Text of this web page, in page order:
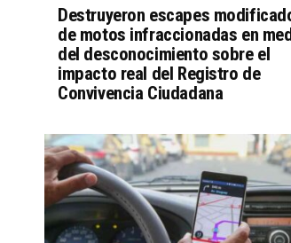
Destruyeron escapes
de motos infraccionadas en
del desconocimiento sobre el
impacto real del Registro de
Convivencia Ciudadana